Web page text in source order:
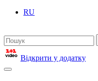
RU
Відкрити у додатку